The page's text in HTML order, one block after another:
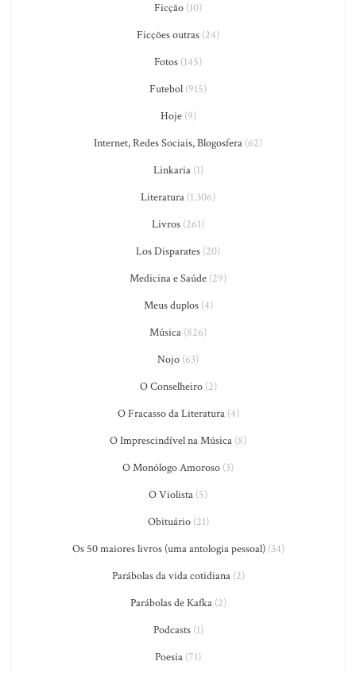
Ficção (10)
Ficções outras (24)
Fotos (145)
Futebol (915)
Hoje(9)
Internet, Redes Sociais, Blogosfera (62)
Linkaria(1)
Literatura (1.306)
Livros (261)
Los Disparates (20)
Medicina e Saúde (29)
Meus duplos(4)
Música (826)
Nojo (63)
O Conselheiro(2)
O Fracasso da Literatura(4)
O Imprescindível na Música (8)
O Monólogo Amoroso (3)
O Violista (5)
Obituário(21)
Os 50 maiores livros (uma antologia pessoal)(34)
Parábolas da vida cotidiana(2)
Parábolas de Kafka(2)
Podcasts(1)
Poesia (71)